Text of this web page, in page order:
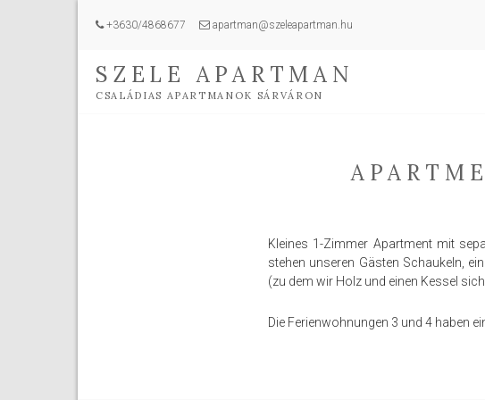
+3630/4868677 apartman@szeleapartman.hu
SZELE APARTMAN
CSALÁDIAS APARTMANOK SÁRVÁRON
Kleines 1-Zimmer Apartment mit
stehen unseren Gästen Schaukeln,
(zu dem wir Holz und einen Kessel
Die Ferienwohnungen 3 und 4 haben